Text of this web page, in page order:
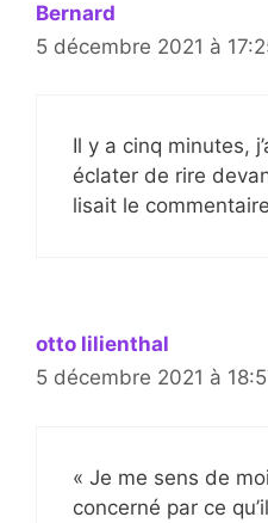
Bernard
5 décembre 2021 à
Il y a cinq minutes,
éclater de rire
lisait le
otto lilienthal
5 décembre 2021 à
« Je me sens de
concerné par ce